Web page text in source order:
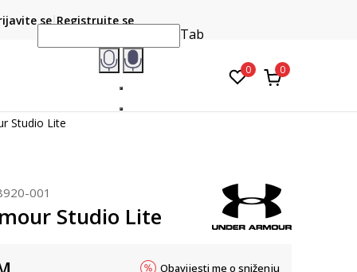
karticom online i preuzmite u prodavnici po vašem
se Registrujte se
Tab
0 0
Studio Lite
001
Studio Lite
Obavijesti me o sniženju